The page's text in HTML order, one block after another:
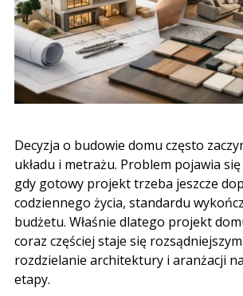
Decyzja o budowie domu często
układu i metrażu. Problem pojawia
gdy gotowy projekt trzeba jeszcze
codziennego życia, standardu
budżetu. Właśnie dlatego projekt
coraz częściej staje się
rozdzielanie architektury i aranżacji
etapy.